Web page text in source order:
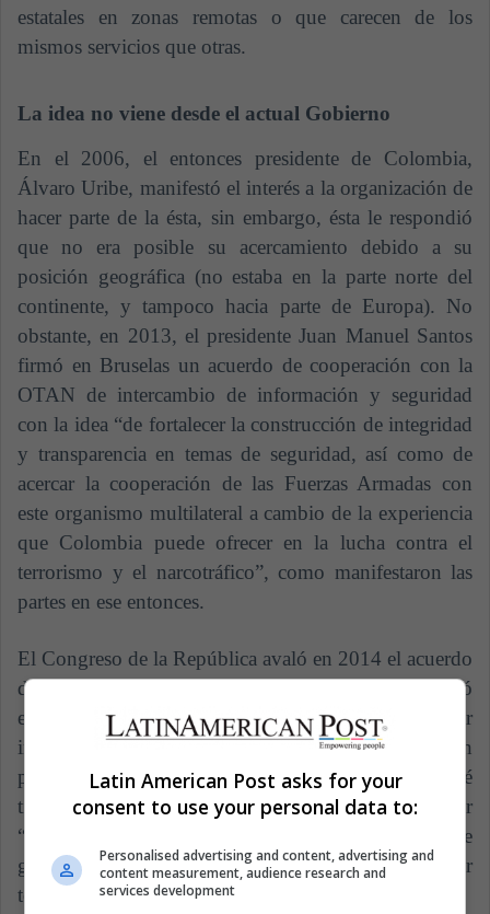
estatales en zonas remotas o que carecen de los
mismos servicios que otras.
La idea no viene desde el actual Gobierno
En el 2006, el entonces presidente de Colombia,
Álvaro Uribe, manifestó el interés a la organización de
hacer parte de la ésta, sin embargo, ésta le respondió
que no era posible su acercamiento debido a su
posición geográfica (no estaba en la parte norte del
continente, y tampoco hacia parte de Europa). No
obstante, en 2013, el presidente Juan Manuel Santos
firmó en Bruselas un acuerdo de cooperación con la
OTAN de intercambio de información y seguridad
con la idea “de fortalecer la construcción de integridad
y transparencia en temas de seguridad, así como de
acercar la cooperación de las Fuerzas Armadas con
este organismo multilateral a cambio de la experiencia
que Colombia puede ofrecer en la lucha contra el
terrorismo y el narcotráfico”, como manifestaron las
partes en ese entonces.
El Congreso de la República avaló en 2014 el acuerdo
de cooperación, pero la Procuraduría General solicitó
en 2015 a la Corte Constitucional declarar
improcedente el acuerdo debido a que “no define con
precisión su finalidad (…), no hay claridad de qué
tipo de información es la que se intercambiará” y por
“vaguedad que podría tener consecuencias prácticas de
gran importancia”. En ese momento se dio por
terminado el acuerdo con la organización.
Latin American Post asks for your
consent to use your personal data to:
Personalised advertising and content, advertising and
content measurement, audience research and
services development